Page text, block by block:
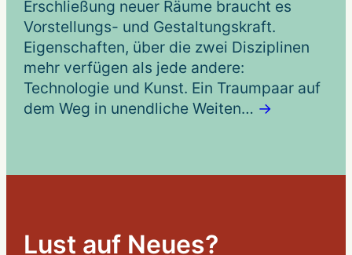
Erschließung neuer Räume braucht es
Vorstellungs- und Gestaltungskraft.
Eigenschaften, über die zwei Disziplinen
mehr verfügen als jede andere:
Technologie und Kunst. Ein Traumpaar auf
dem Weg in unendliche Weiten… →
Lust auf Neues?